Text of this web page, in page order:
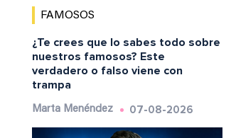
FAMOSOS
¿Te crees que lo sabes todo sobre
nuestros famosos? Este
verdadero o falso viene con
trampa
Marta Menéndez 07-08-2026